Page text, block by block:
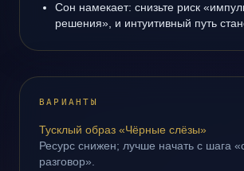
Сон намекает: снизьте риск
решения», и интуитивный путь
ВАРИАНТЫ
Тусклый образ «Чёрные слёзы»
Ресурс снижен; лучше начать с шага
разговор».